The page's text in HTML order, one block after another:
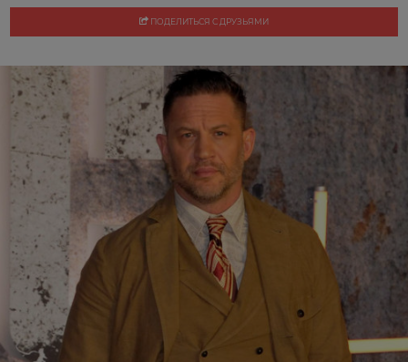
ПОДЕЛИТЬСЯ С ДРУЗЬЯМИ